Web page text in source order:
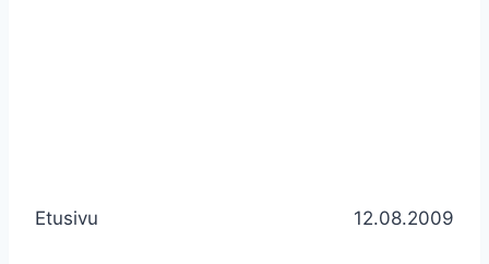
Etusivu 12.08.2009